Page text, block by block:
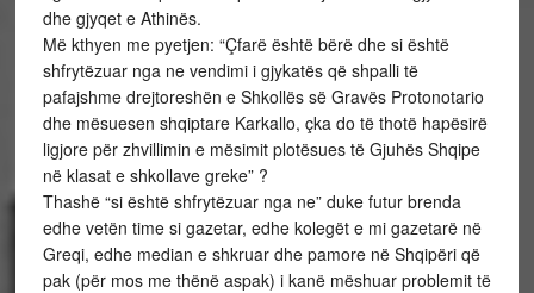
dhe gjyqet e Athinës.
Më kthyen me pyetjen: “Çfarë është bërë dhe si është
shfrytëzuar nga ne vendimi i gjykatës që shpalli të
pafajshme drejtoreshën e Shkollës së Gravës Protonotario
dhe mësuesen shqiptare Karkallo, çka do të thotë hapësirë
ligjore për zhvillimin e mësimit plotësues të Gjuhës Shqipe
në klasat e shkollave greke” ?
Thashë “si është shfrytëzuar nga ne” duke futur brenda
edhe vetën time si gazetar, edhe kolegët e mi gazetarë në
Greqi, edhe median e shkruar dhe pamore në Shqipëri që
pak (për mos me thënë aspak) i kanë mëshuar problemit të